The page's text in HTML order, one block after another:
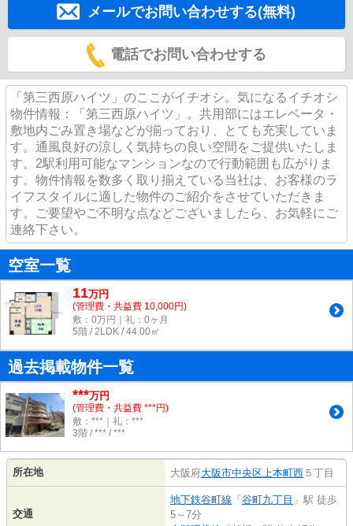
メールでお問い合わせする(無料)
電話でお問い合わせする
「第三西原ハイツ」のここがイチオシ。気になるイチオシ
物件情報：「第三西原ハイツ」。共用部にはエレベータ・
敷地内ごみ置き場などが揃っており、とても充実していま
す。通風良好の涼しく気持ちの良い空間をご提供いたしま
す。2駅利用可能なマンションなので行動範囲も広がりま
す。物件情報を数多く取り揃えている当社は、お客様のラ
イフスタイルに適した物件のご紹介をさせていただきま
す。ご要望やご不明な点などございましたら、お気軽にご
連絡下さい。
空室一覧
11万円
(管理費・共益費 10,000円)
敷：0万円｜礼：0ヶ月
5階 / 2LDK / 44.00㎡
過去掲載物件一覧
***万円
(管理費・共益費 ***円)
敷：***｜礼：***
3階 / *** / ***
所在地 大阪府大阪市中央区上本町西 ５丁目
交通
地下鉄谷町線 「 谷町九丁目 」駅 徒歩
5～7分